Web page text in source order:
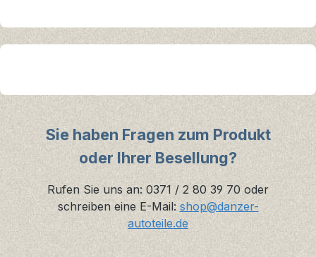
Sie haben Fragen zum Produkt
oder Ihrer Besellung?
Rufen Sie uns an: 0371 / 2 80 39 70 oder
schreiben eine E-Mail:shop@danzer-
autoteile.de